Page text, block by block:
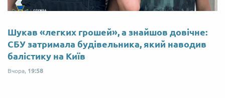
Шукав «легких грошей», а знайшов довічне:
СБУ затримала будівельника, який наводив
балістику на Київ
Вчора, 19:58